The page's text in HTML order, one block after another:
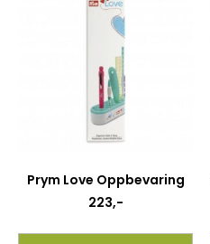
Prym Love Oppbevaring
223,-